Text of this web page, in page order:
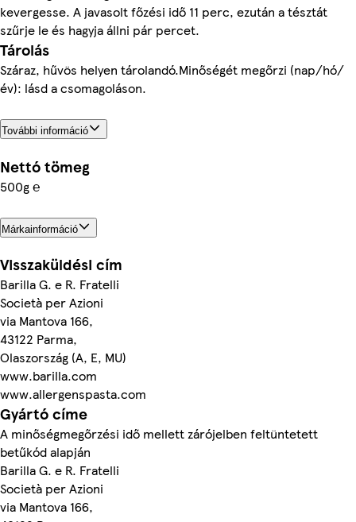
kevergesse. A javasolt főzési idő 11 perc, ezután a tésztát
szűrje le és hagyja állni pár percet.
Tárolás
Száraz, hűvös helyen tárolandó.Minőségét megőrzi (nap/hó/
év): lásd a csomagoláson.
További információ
Nettó tömeg
500g ℮
Márkainformáció
Visszaküldési cím
Barilla G. e R. Fratelli
Società per Azioni
via Mantova 166,
43122 Parma,
Olaszország (A, E, MU)
www.barilla.com
www.allergenspasta.com
Gyártó címe
A minőségmegőrzési idő mellett zárójelben feltüntetett
betűkód alapján
Barilla G. e R. Fratelli
Società per Azioni
via Mantova 166,